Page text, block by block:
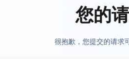
您的
很抱歉，您提交的请求